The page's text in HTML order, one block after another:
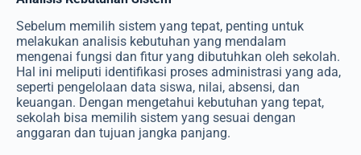
Sebelum memilih sistem yang tepat, penting untuk
melakukan analisis kebutuhan yang mendalam
mengenai fungsi dan fitur yang dibutuhkan oleh sekolah.
Hal ini meliputi identifikasi proses administrasi yang ada,
seperti pengelolaan data siswa, nilai, absensi, dan
keuangan. Dengan mengetahui kebutuhan yang tepat,
sekolah bisa memilih sistem yang sesuai dengan
anggaran dan tujuan jangka panjang.